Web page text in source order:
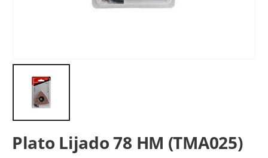
Plato Lijado 78 HM (TMA025)